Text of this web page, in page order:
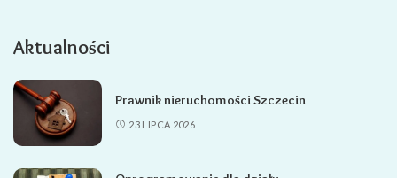
Aktualności
Prawnik nieruchomości Szczecin
23 LIPCA 2026